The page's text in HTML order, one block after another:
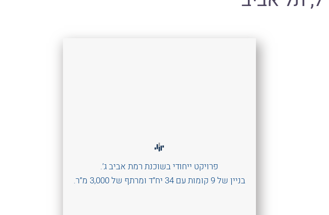
פרויקט ייחודי בשוכנת רמת אביב ג’.
בניין של 9 קומות עם 34 יח”ד ומרתף של 3,000 מ”ר
.